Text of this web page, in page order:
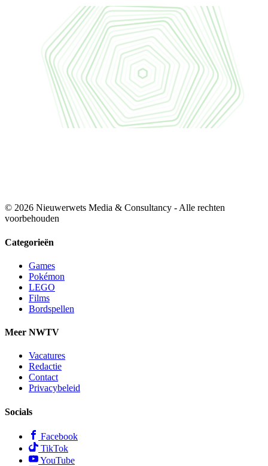
© 2026 Nieuwerwets Media & Consultancy - Alle rechten
voorbehouden
Categorieën
Games
Pokémon
LEGO
Films
Bordspellen
Meer NWTV
Vacatures
Redactie
Contact
Privacybeleid
Socials
Facebook
TikTok
YouTube